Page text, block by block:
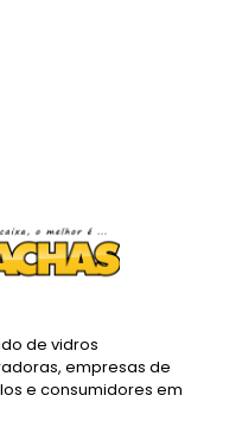
de vidros
empresas de
e consumidores em